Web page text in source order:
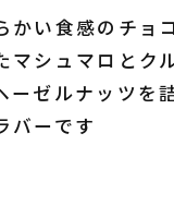
かい食感のチョ
マシュマロとク
ーゼルナッツを
バーです